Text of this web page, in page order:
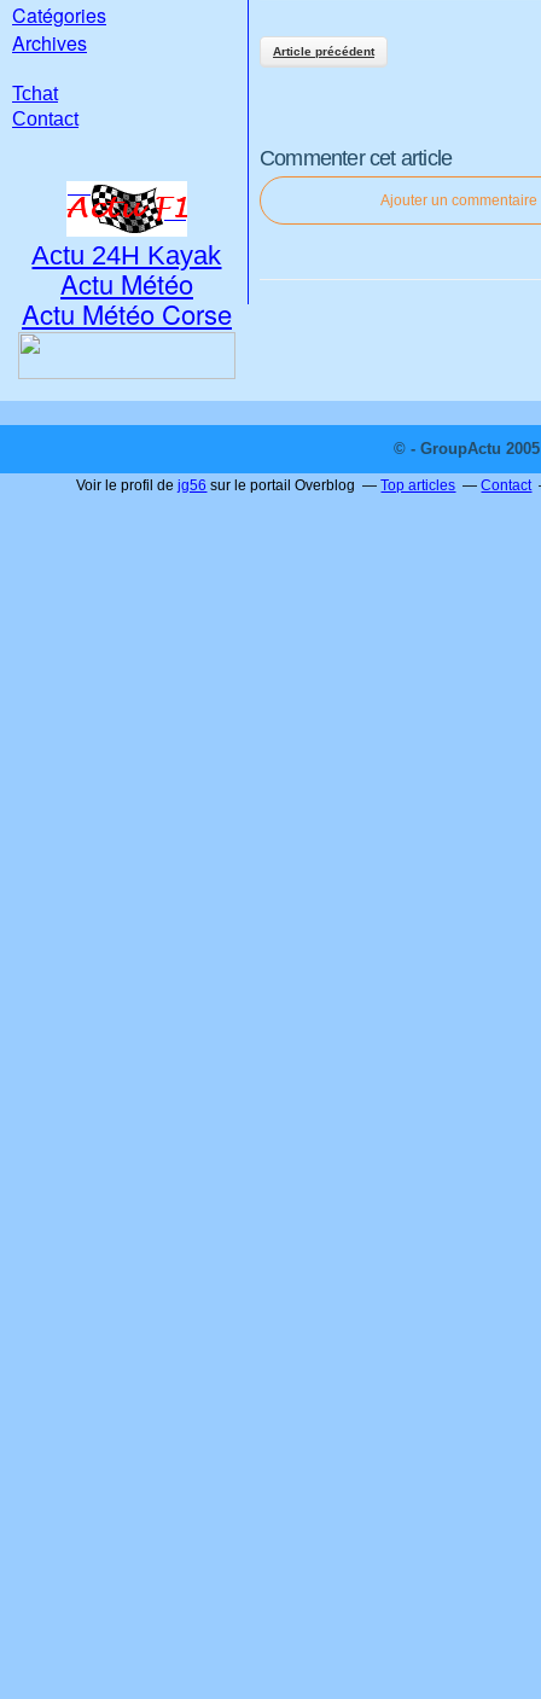
Article précédent
Commenter cet article
Ajouter un commentaire
Catégories
Archives
Tchat
Contact
Actu 24H Kayak
Actu Météo
Actu Météo Corse
© - GroupActu
Voir le profil dejg56 sur le portail Overblog Top articles Contact